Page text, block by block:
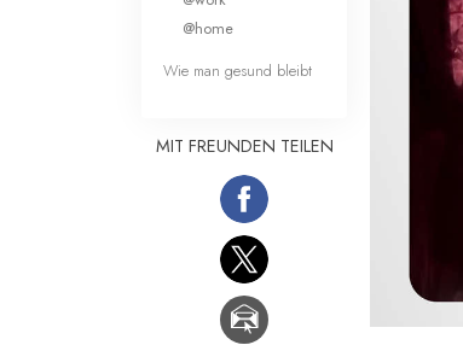
@home
Wie man gesund bleibt
MIT FREUNDEN TEILEN